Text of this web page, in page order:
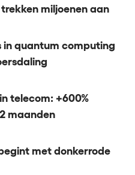
miljoenen aan
in quantum computing
telecom: +600%
maanden
met donkerrode